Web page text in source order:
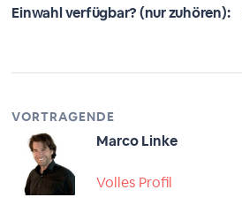
Einwahl verfügbar? (nur zuhören):
VORTRAGENDE
Marco Linke
Volles Profil